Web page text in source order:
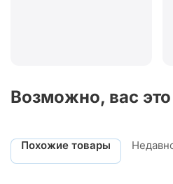
Возможно, вас это
Похожие товары